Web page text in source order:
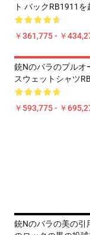
ト バックRB1911を
￥361,775 - ￥
銃Nのバラのプルオ
スウェットシャツ
￥593,775 - ￥
銃nのバラの美の引